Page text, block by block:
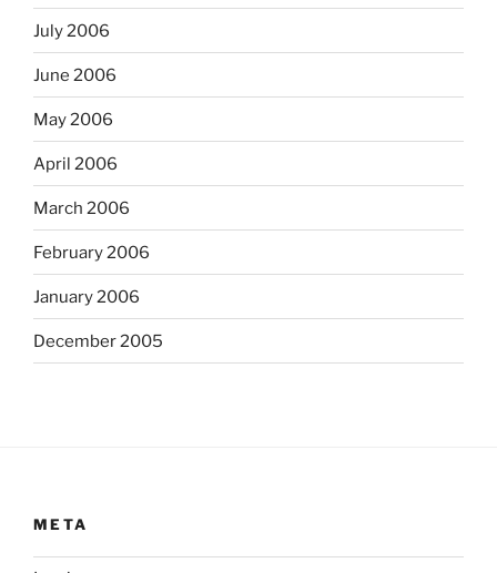
July 2006
June 2006
May 2006
April 2006
March 2006
February 2006
January 2006
December 2005
META